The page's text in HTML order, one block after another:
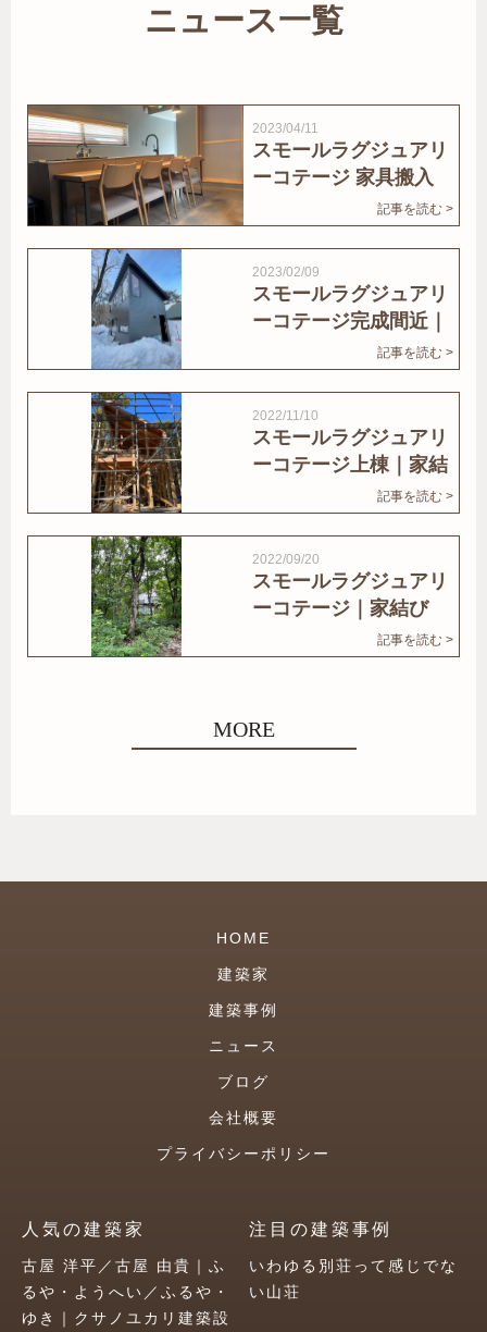
ニュース一覧
2023/04/11
スモールラグジュアリ
ーコテージ 家具搬入
記事を読む >
2023/02/09
スモールラグジュアリ
ーコテージ完成間近｜
記事を読む >
2022/11/10
スモールラグジュアリ
ーコテージ上棟｜家結
記事を読む >
2022/09/20
スモールラグジュアリ
ーコテージ｜家結び
記事を読む >
MORE
HOME
建築家
建築事例
ニュース
ブログ
会社概要
プライバシーポリシー
人気の建築家
古屋 洋平／古屋 由貴｜ふ
るや・ようへい／ふるや・
ゆき｜クサノユカリ建築設
注目の建築事例
いわゆる別荘って感じでな
い山荘